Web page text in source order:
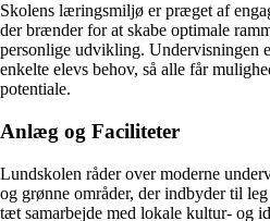
Skolens læringsmiljø er præget af
der brænder for at skabe optimale
personlige udvikling. Undervisningen
enkelte elevs behov, så alle får
potentiale.
Anlæg og Faciliteter
Lundskolen råder over moderne
og grønne områder, der indbyder til
tæt samarbejde med lokale kultur- og